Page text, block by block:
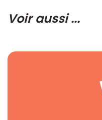
Voir aussi ...